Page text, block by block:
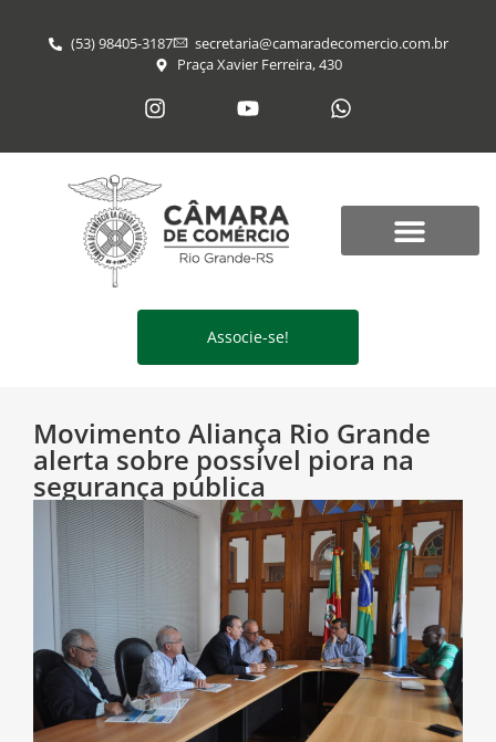
(53) 98405-3187
secretaria@​camaradecomercio.com.br
Praça Xavier Ferreira, 430
Associe-se!
Movimento Aliança Rio Grande
alerta sobre possível piora na
segurança pública